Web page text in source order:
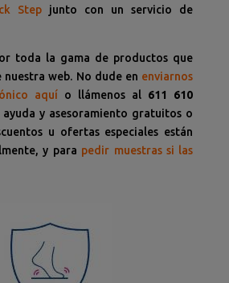
Stepjunto con un servicio de
toda la gama de productos que
nuestra web. No dude en enviarnos
aquío llámenos al 611 610
y asesoramiento gratuitos o
u ofertas especiales están
y para pedir muestras si las